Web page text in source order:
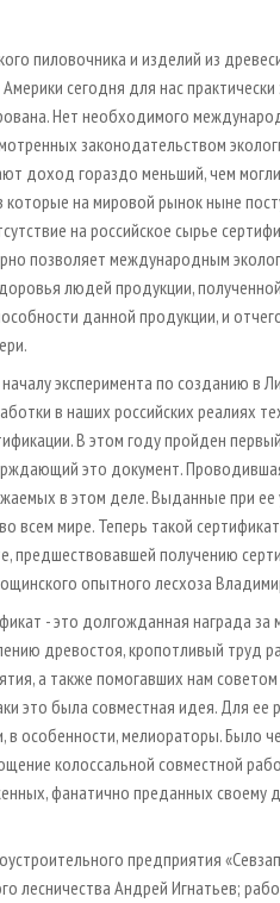
пиловочника и изделий из
сегодня для нас
Нет необходимого
законодательством
доход гораздо меньший, чем
на мировой рынок ныне
на российское сырье
позволяет международным
людей продукции,
данной продукции, и
эксперимента по созданию в
в наших российских реалиях
В этом году пройден
это документ.
в этом деле. Выданные при
всем мире. Теперь такой
предшествовавшей получению
опытного лесхоза
- это долгожданная награда
древостоя, кропотливый труд
а также помогавших нам
это была совместная идея. Для ее
в особенности, мелиораторы. Было
колоссальной совместной
фанатично преданных своему
предприятия
лесничества Андрей Игнатьев;